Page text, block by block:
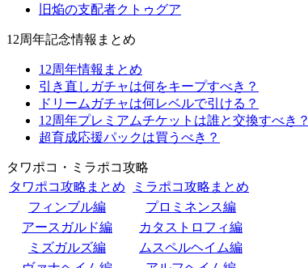
旧焔の支配者クトゥグア
12周年記念情報まとめ
12周年情報まとめ
引き直しガチャは何をキープすべき？
ドリームガチャは何レベルで引ける？
12周年プレミアムチケットは誰と交換すべき？
超育成応援パックは買うべき？
タワポコ・ミラポコ攻略
タワポコ攻略まとめ
ミラポコ攻略まとめ
フィンブル編
プロミネンス編
アースガルド編
カタストロフィ編
ミズガルズ編
ムスペルヘイム編